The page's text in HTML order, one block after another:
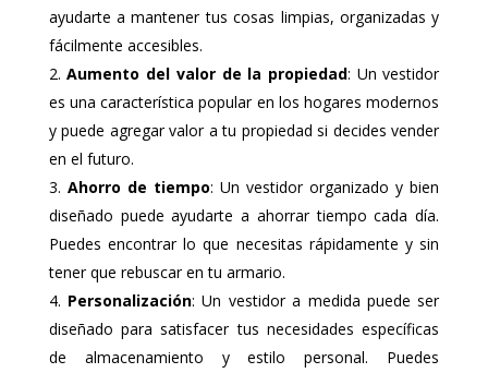
ayudarte a mantener tus cosas limpias, organizadas y
fácilmente accesibles.
Aumento del valor de la propiedad: Un vestidor
es una característica popular en los hogares modernos
y puede agregar valor a tu propiedad si decides vender
en el futuro.
Ahorro de tiempo: Un vestidor organizado y bien
diseñado puede ayudarte a ahorrar tiempo cada día.
Puedes encontrar lo que necesitas rápidamente y sin
tener que rebuscar en tu armario.
Personalización: Un vestidor a medida puede ser
diseñado para satisfacer tus necesidades específicas
de almacenamiento y estilo personal. Puedes